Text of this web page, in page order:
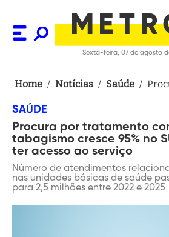
Sexta-feira, 07 de agosto
Home / Notícias / Saúde /
ao
SAÚDE
Procura por tratamento
tabagismo cresce 95% no
ter acesso ao serviço
Número de atendimentos
nas unidades básicas de saúde
para 2,5 milhões entre 2022 e 2025